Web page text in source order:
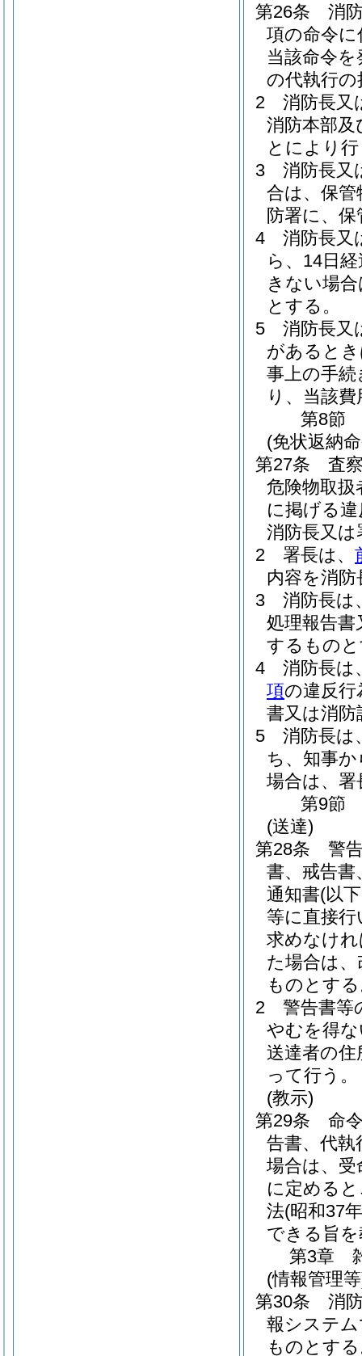
第26条
消
項の命令
当該命令
の代執行
2
消防長又
消防本部
とにより
3
消防長又
合は、保管
防署に、
4
消防長又
ら、14日
きない場
とする。
5
消防長又
があると
事上の手
り、当該
第8節
(免状返納
第27条
査
危険物取扱
に掲げる
消防長又
2
署長は、
内容を消
3
消防長は
処理報告書
するもの
4
消防長は
項の違反行
書又は消
5
消防長は
ち、知事
場合は、
第9節
(送達)
第28条
警
書、戒告書
通知書(以
等に直接行
求めなけ
た場合は
ものとす
2
警告書等
やむを得
送達者の
って行う。
(教示)
第29条
命
告書、代執
場合は、受
に定める
法(昭和37
できる旨
第3章
(情報管理
第30条
消
報システ
ものとす